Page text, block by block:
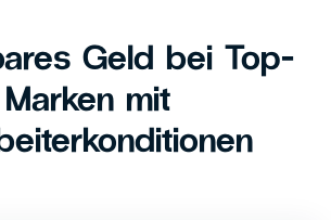
Geld bei Top-
Marken mit